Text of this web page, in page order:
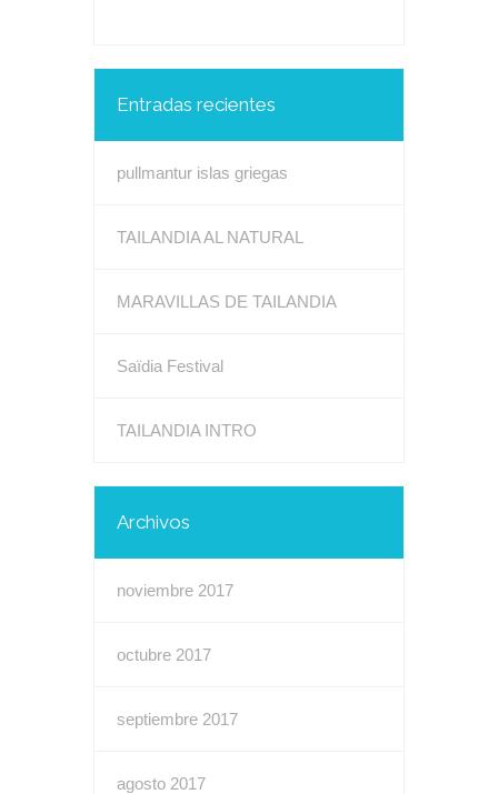
Entradas recientes
pullmantur islas griegas
TAILANDIA AL NATURAL
MARAVILLAS DE TAILANDIA
Saïdia Festival
TAILANDIA INTRO
Archivos
noviembre 2017
octubre 2017
septiembre 2017
agosto 2017